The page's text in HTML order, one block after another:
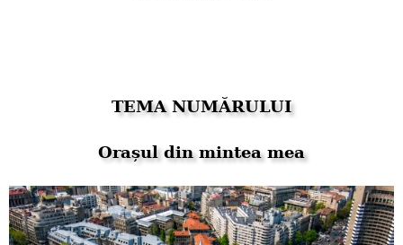
TEMA NUMĂRULUI
Orașul din mintea mea